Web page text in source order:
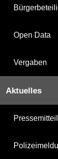
Open Data
Vergaben
Aktuelles